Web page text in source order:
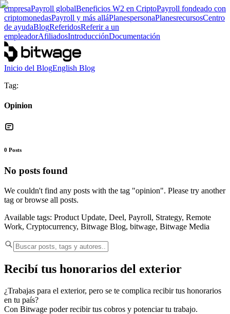
empresaPayroll globalBeneficios W2 en CriptoPayroll fondeado con
criptomonedasPayroll y más alláPlanespersonaPlanesrecursosCentro
de ayudaBlogReferidosReferir a un
empleadorAfiliadosIntroducciónDocumentación
Inicio del BlogEnglish Blog
Tag:
Opinion
0 Posts
No posts found
We couldn't find any posts with the tag "opinion". Please try another
tag or browse all posts.
Available tags: Product Update, Deel, Payroll, Strategy, Remote
Work, Cryptocurrency, Bitwage Blog, bitwage, Bitwage Media
Recibí tus honorarios del exterior
¿Trabajas para el exterior, pero se te complica recibir tus honorarios
en tu país?
Con Bitwage poder recibir tus cobros y potenciar tu trabajo.